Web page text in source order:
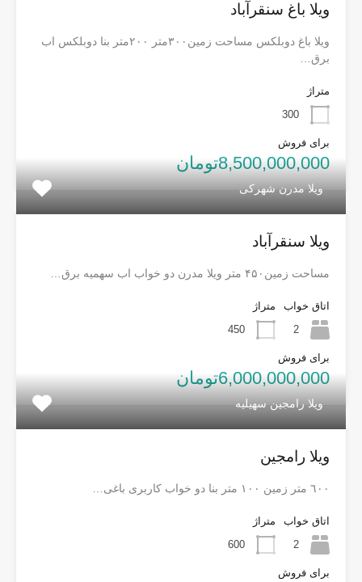
ویلا باغ سنقرآباد
ویلا باغ دوبلکس مساحت زمین۳۰۰متر ۲۰۰متر بنا دوبلکس اب
برق…
متراژ
300
برای فروش
8,500,000,000تومان
ویلا مدرن شهرکی
ویلا سنقرآباد
مساحت زمین۴۵۰ متر ویلا مدرن دو خواب اب سهمیه برق…
اتاق خواب
2
متراژ
450
برای فروش
6,000,000,000تومان
ویلا رامجین سهیلیه
ویلا رامجین
٦٠٠ متر زمين ١٠٠ متر بنا دو خواب كاربرى باغى…
اتاق خواب
2
متراژ
600
برای فروش